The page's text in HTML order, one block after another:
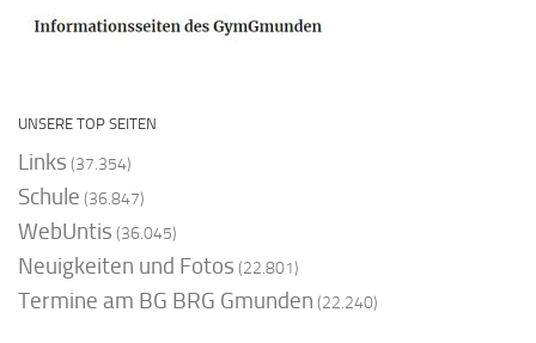
UNSERE TOP SEITEN
Links (37.354)
Schule (36.847)
WebUntis (36.045)
Neuigkeiten und Fotos (22.801)
Termine am BG BRG Gmunden (22.240)